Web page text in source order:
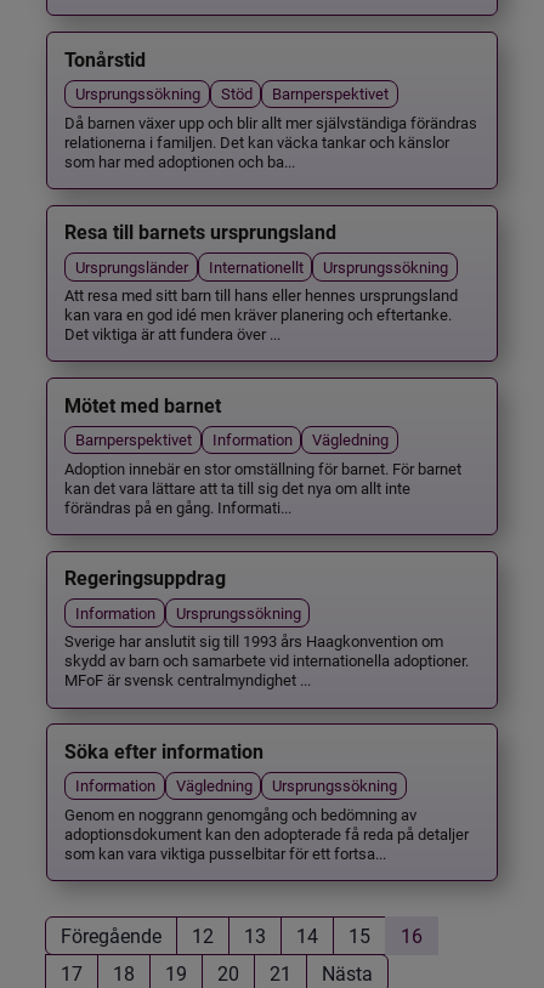
Tonårstid
Ursprungssökning Stöd
Barnperspektivet
Då barnen växer upp och blir allt mer självständiga förändras
relationerna i familjen. Det kan väcka tankar och känslor
som har med adoptionen och ba...
Resa till barnets ursprungsland
Ursprungsländer Internationellt
Ursprungssökning
Att resa med sitt barn till hans eller hennes ursprungsland
kan vara en god idé men kräver planering och eftertanke.
Det viktiga är att fundera över ...
Mötet med barnet
Barnperspektivet Information
Vägledning
Adoption innebär en stor omställning för barnet. För barnet
kan det vara lättare att ta till sig det nya om allt inte
förändras på en gång. Informati...
Regeringsuppdrag
Information
Ursprungssökning
Sverige har anslutit sig till 1993 års Haagkonvention om
skydd av barn och samarbete vid internationella adoptioner.
MFoF är svensk centralmyndighet ...
Söka efter information
Information Vägledning
Ursprungssökning
Genom en noggrann genomgång och bedömning av
adoptionsdokument kan den adopterade få reda på detaljer
som kan vara viktiga pusselbitar för ett fortsa...
Föregående 12 13 14 15
16
17
18 19 20 21 Nästa